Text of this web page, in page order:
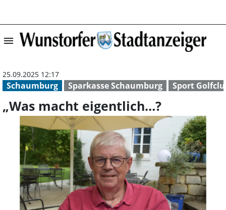
menu „Was macht
Schaumburg Sparkasse Schaumburg Sport
25.09.2025 12:17
„Was macht eigentlich…?